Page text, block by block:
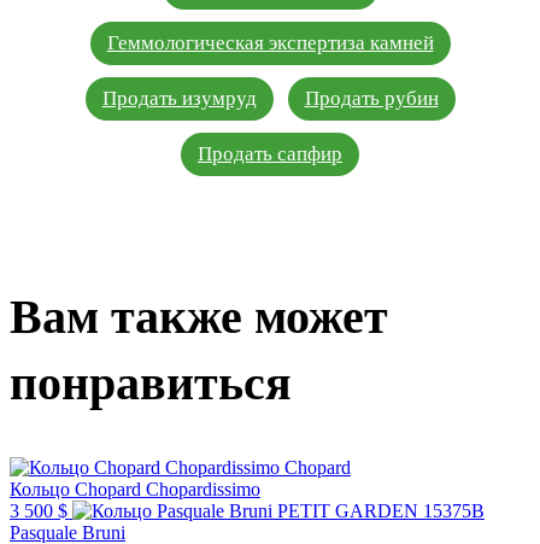
Геммологическая экспертиза камней
Продать изумруд Продать рубин
Продать сапфир
Вам также может
понравиться
Chopard
Кольцо Chopard Chopardissimo
3 500 $
Pasquale Bruni